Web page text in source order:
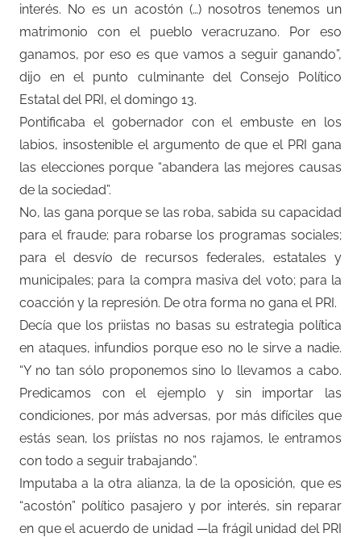
interés. No es un acostón (…) nosotros tenemos un
matrimonio con el pueblo veracruzano. Por eso
ganamos, por eso es que vamos a seguir ganando”,
dijo en el punto culminante del Consejo Político
Estatal del PRI, el domingo 13.
Pontificaba el gobernador con el embuste en los
labios, insostenible el argumento de que el PRI gana
las elecciones porque “abandera las mejores causas
de la sociedad”.
No, las gana porque se las roba, sabida su capacidad
para el fraude; para robarse los programas sociales;
para el desvío de recursos federales, estatales y
municipales; para la compra masiva del voto; para la
coacción y la represión. De otra forma no gana el PRI.
Decía que los priistas no basas su estrategia política
en ataques, infundios porque eso no le sirve a nadie.
“Y no tan sólo proponemos sino lo llevamos a cabo.
Predicamos con el ejemplo y sin importar las
condiciones, por más adversas, por más difíciles que
estás sean, los priístas no nos rajamos, le entramos
con todo a seguir trabajando”.
Imputaba a la otra alianza, la de la oposición, que es
“acostón” político pasajero y por interés, sin reparar
en que el acuerdo de unidad —la frágil unidad del PRI